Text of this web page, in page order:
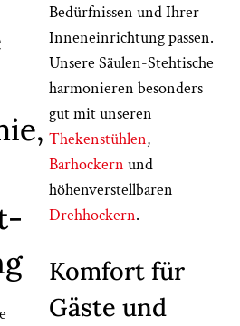
Bedürfnissen und Ihrer
Inneneinrichtung passen.
Unsere Säulen-Stehtische
harmonieren besonders
gut mit unseren
Thekenstühlen,
Barhockern und
höhenverstellbaren
Drehhockern.
Komfort für
Gäste und